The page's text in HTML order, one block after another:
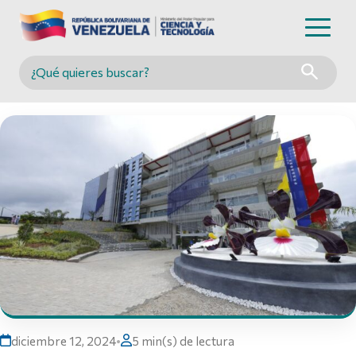
Buscar en MINCYT
diciembre 12, 2024• 5 min(s) de lectura